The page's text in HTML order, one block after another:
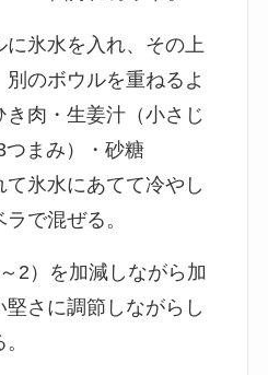
に氷水を入れ、その上
のボウルを重ねるよ
き肉・生姜汁（小さじ
まみ）・砂糖
て氷水にあてて冷やし
で混ぜる。
2）を加減しながら加
堅さに調節しながらし